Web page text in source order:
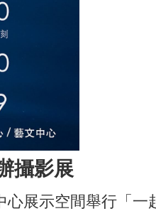
攝影展
展示空間舉行「一